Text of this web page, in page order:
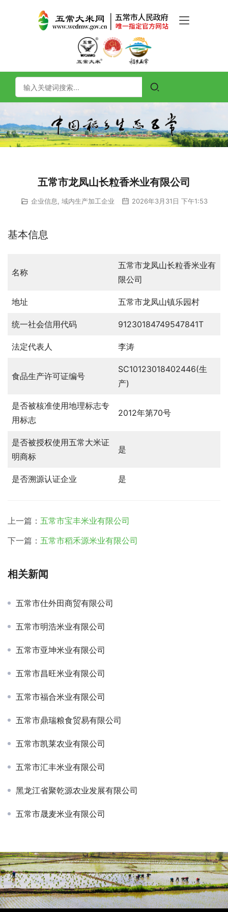
五常市龙凤山长粒香米业有限公司
企业信息 域内生产加工企业 2026年3月31日 下午1:53
基本信息
名称
五常市龙凤山长粒香米业有
限公司
地址 五常市龙凤山镇乐园村
统一社会信用代码 91230184749547841T
法定代表人 李涛
食品生产许可证编号
SC10123018402446(生
产)
是否被核准使用地理标志专
用标志
2012年第70号
是否被授权使用五常大米证
明商标
是
是否溯源认证企业 是
上一篇： 五常市宝丰米业有限公司
下一篇： 五常市稻禾源米业有限公司
相关新闻
五常市仕外田商贸有限公司
五常市明浩米业有限公司
五常市亚坤米业有限公司
五常市昌旺米业有限公司
五常市福合米业有限公司
五常市鼎瑞粮食贸易有限公司
五常市凯莱农业有限公司
五常市汇丰米业有限公司
黑龙江省聚乾源农业发展有限公司
五常市晟麦米业有限公司